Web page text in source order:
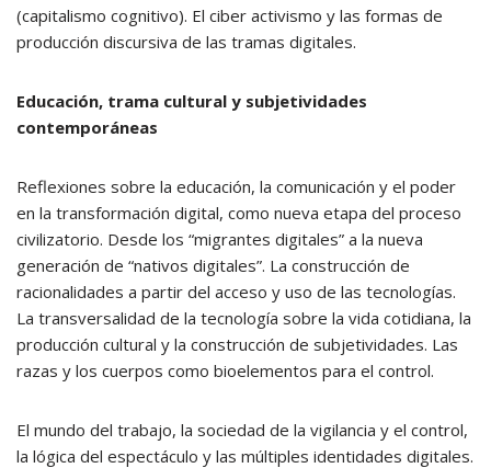
(capitalismo cognitivo). El ciber activismo y las formas de
producción discursiva de las tramas digitales.
Educación, trama cultural y subjetividades
contemporáneas
Reflexiones sobre la educación, la comunicación y el poder
en la transformación digital, como nueva etapa del proceso
civilizatorio. Desde los “migrantes digitales” a la nueva
generación de “nativos digitales”. La construcción de
racionalidades a partir del acceso y uso de las tecnologías.
La transversalidad de la tecnología sobre la vida cotidiana, la
producción cultural y la construcción de subjetividades. Las
razas y los cuerpos como bioelementos para el control.
El mundo del trabajo, la sociedad de la vigilancia y el control,
la lógica del espectáculo y las múltiples identidades digitales.